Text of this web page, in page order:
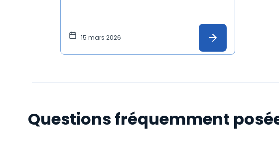
15 mars 2026
Questions fréquemment